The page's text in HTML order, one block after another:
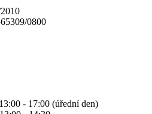
0800
- 17:00 (úřední den)